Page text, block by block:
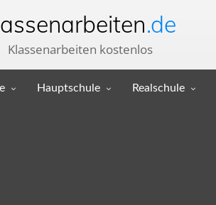
.de
Klassenarbeiten kostenlos
Hauptschule Realschule